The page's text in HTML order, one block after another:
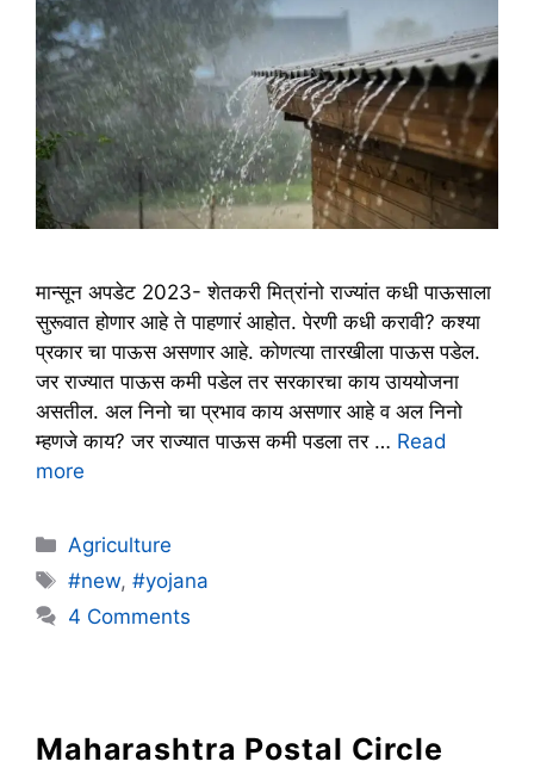
मान्सून अपडेट 2023- शेतकरी मित्रांनो राज्यांत कधी पाऊसाला
सुरूवात होणार आहे ते पाहणारं आहोत. पेरणी कधी करावी? कश्या
प्रकार चा पाऊस असणार आहे. कोणत्या तारखीला पाऊस पडेल.
जर राज्यात पाऊस कमी पडेल तर सरकारचा काय उाययोजना
असतील. अल निनो चा प्रभाव काय असणार आहे व अल निनो
म्हणजे काय? जर राज्यात पाऊस कमी पडला तर … Read
more
Categories
Agriculture
Tags
#new,#yojana
4 Comments
Maharashtra Postal Circle